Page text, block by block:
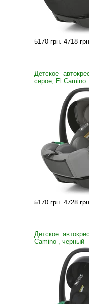
5170 грн. 4718 грн
Детское
серое, El Camino
5170 грн. 4728 грн
Детское
Camino , черный